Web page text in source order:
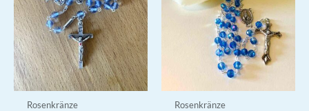
Rosenkränze Rosenkränze